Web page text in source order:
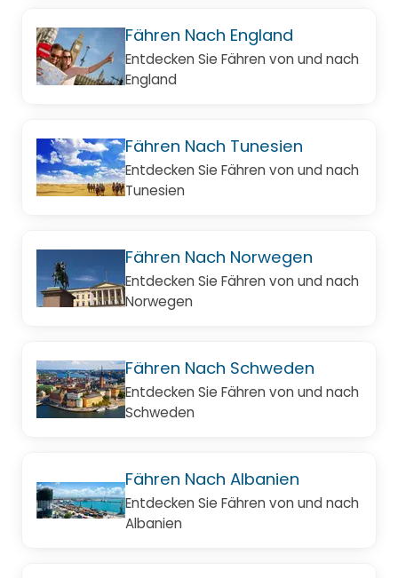
Fähren Nach England
Entdecken Sie Fähren von und nach
England
Fähren Nach Tunesien
Entdecken Sie Fähren von und nach
Tunesien
Fähren Nach Norwegen
Entdecken Sie Fähren von und nach
Norwegen
Fähren Nach Schweden
Entdecken Sie Fähren von und nach
Schweden
Fähren Nach Albanien
Entdecken Sie Fähren von und nach
Albanien